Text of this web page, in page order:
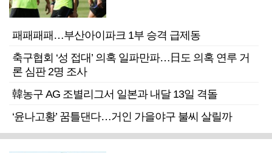
패패패패…부산아이파크 1부 승격 급제동
축구협회 ‘성 접대’ 의혹 일파만파…日도 의혹 연루 거
론 심판 2명 조사
韓농구 AG 조별리그서 일본과 내달 13일 격돌
‘윤나고황’ 꿈틀댄다…거인 가을야구 불씨 살릴까